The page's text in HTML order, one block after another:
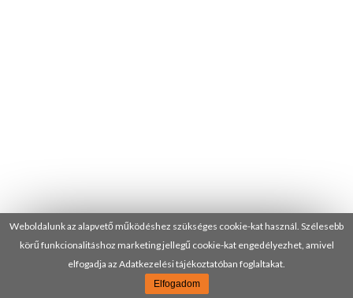
Weboldalunk az alapvető működéshez szükséges cookie-kat használ. Szélesebb
körű funkcionalitáshoz marketing jellegű cookie-kat engedélyezhet, amivel
elfogadja az Adatkezelési tájékoztatóban foglaltakat.
Elfogadom